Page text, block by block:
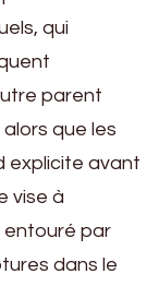
qui
parent
que les
explicite avant
vise à
entouré par
dans le